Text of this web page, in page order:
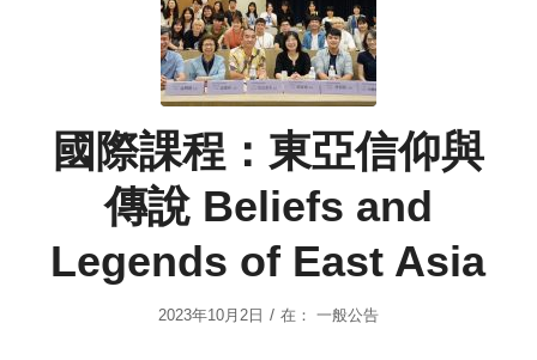
國際課程：東亞信仰與
傳說 Beliefs and
Legends of East Asia
2023年10月2日 / 在： 一般公告